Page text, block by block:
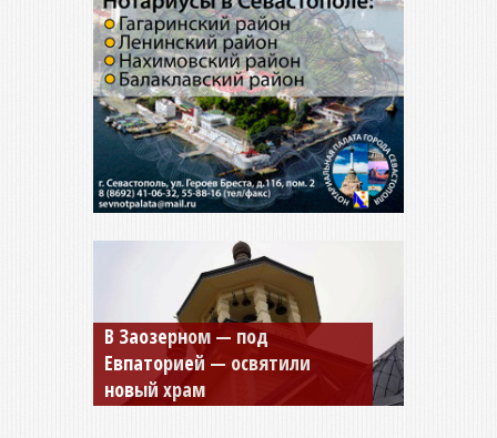
В Заозерном — под
Евпаторией — освятили
новый храм
Мужской монастырь Косьмы
и Дамиана в Крыму вновь
открыт для посещения